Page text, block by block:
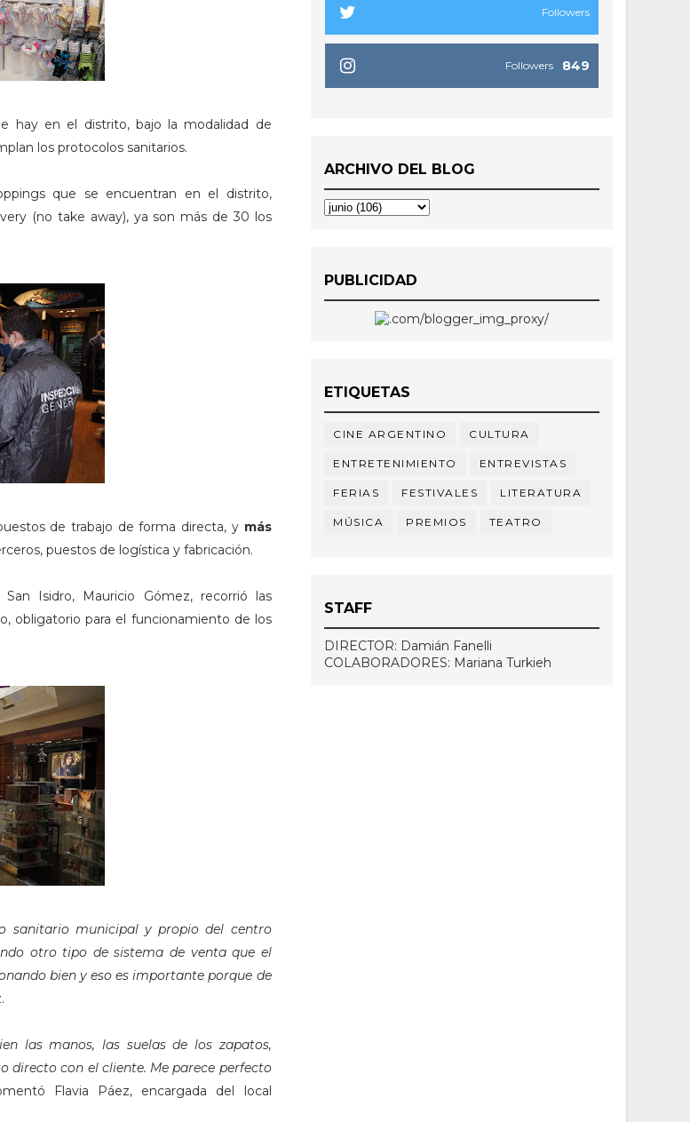
hay en el distrito, bajo la modalidad de
los protocolos sanitarios.
que se encuentran en el distrito,
(no take away), ya son más de 30 los
de trabajo de forma directa, y más
puestos de logística y fabricación.
Isidro, Mauricio Gómez, recorrió las
obligatorio para el funcionamiento de los
sanitario municipal y propio del centro
otro tipo de sistema de venta que el
bien y eso es importante porque de
las manos, las suelas de los zapatos,
directo con el cliente. Me parece perfecto
Flavia Páez, encargada del local
Followers
849
Followers
ARCHIVO DEL BLOG
PUBLICIDAD
ETIQUETAS
CINE ARGENTINO CULTURA
ENTRETENIMIENTO ENTREVISTAS
FERIAS FESTIVALES LITERATURA
MÚSICA PREMIOS TEATRO
STAFF
DIRECTOR: Damián Fanelli
COLABORADORES: Mariana Turkieh